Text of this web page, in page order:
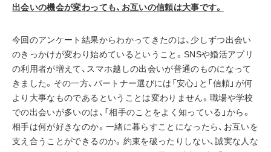
出会いの機会が変わっても、お互いの信頼は大事です。
今回のアンケート結果からわかってきたのは、少しずつ出会い
のきっかけが変わり始めているということ。SNSや婚活アプリ
の利用者が増えて、スマホ越しの出会いが普通のものになって
きました。その一方、パートナー選びには「安心」と「信頼」が何
より大事なものであるということは変わりません。職場や学校
での出会いが多いのは、「相手のことをよく知っている」から。
相手は何が好きなのか。一緒に暮らすことになったら、お互いを
支え合うことができるのか。約束を破ったりしない、誠実な人な